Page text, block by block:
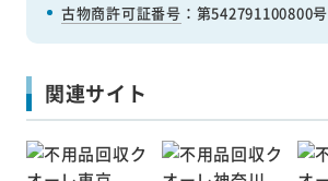
古物商許可証番号 ：第542791100800号
関連サイト